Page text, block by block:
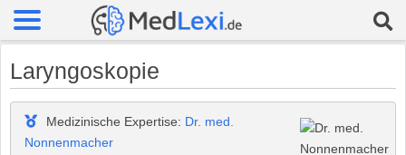
Laryngoskopie
Medizinische Expertise: Dr. med.
Nonnenmacher